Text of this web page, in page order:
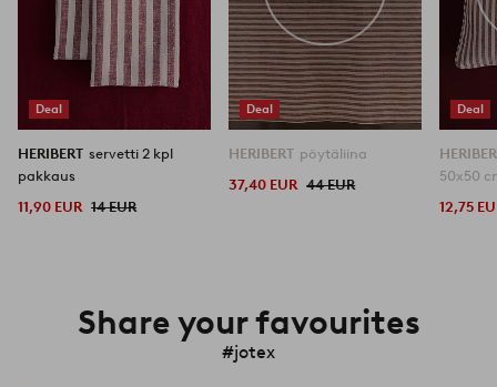
Deal
HERIBERT servetti 2 kpl
pakkaus
11,90 EUR 14 EUR
Deal
HERIBERT pöytäliina
37,40 EUR 44 EUR
Deal
50x50
12,75
Share your favourites
#jotex